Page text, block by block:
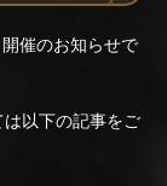
催のお知らせで
以下の記事をご